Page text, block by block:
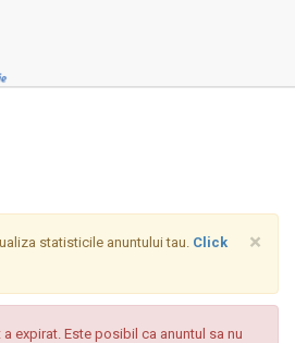
×
statisticile anuntului tau. Click
expirat. Este posibil ca anuntul sa nu